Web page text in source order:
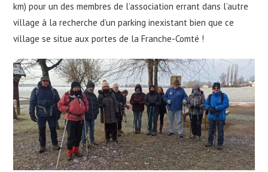
km) pour un des membres de l’association errant dans l’autre
village à la recherche d’un parking inexistant bien que ce
village se situe aux portes de la Franche-Comté !